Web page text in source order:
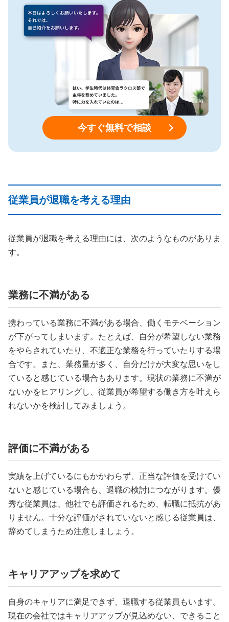
今すぐ無料で相談
従業員が退職を考える理由
従業員が退職を考える理由には、次のようなものがありま
す。
業務に不満がある
携わっている業務に不満がある場合、働くモチベーション
が下がってしまいます。たとえば、自分が希望しない業務
をやらされていたり、不適正な業務を行っていたりする場
合です。また、業務量が多く、自分だけが大変な思いをし
ていると感じている場合もあります。現状の業務に不満が
ないかをヒアリングし、従業員が希望する働き方を叶えら
れないかを検討してみましょう。
評価に不満がある
実績を上げているにもかかわらず、正当な評価を受けてい
ないと感じている場合も、退職の検討につながります。優
秀な従業員は、他社でも評価されるため、転職に抵抗があ
りません。十分な評価がされていないと感じる従業員は、
辞めてしまうため注意しましょう。
キャリアアップを求めて
自身のキャリアに満足できず、退職する従業員もいます。
現在の会社ではキャリアアップが見込めない、できること